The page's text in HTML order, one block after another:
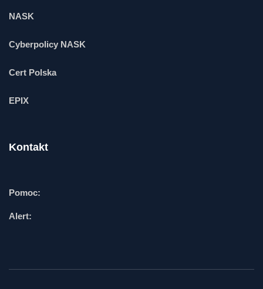
NASK
Cyberpolicy NASK
Cert Polska
EPIX
Kontakt
Pomoc:
Alert: